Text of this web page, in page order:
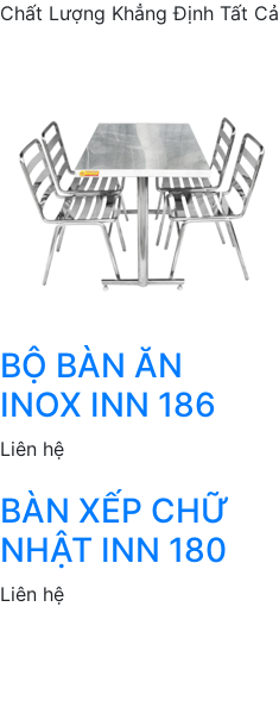
Chất Lượng Khẳng Định Tất Cả
BỘ BÀN ĂN
INOX INN 186
Liên hệ
BÀN XẾP CHỮ
NHẬT INN 180
Liên hệ